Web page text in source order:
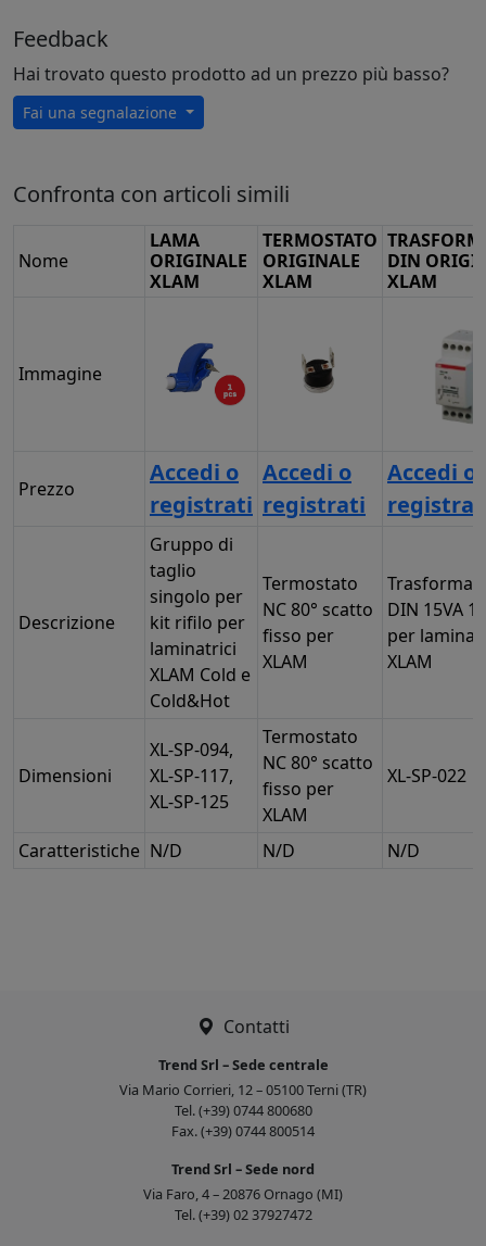
Feedback
Hai trovato questo prodotto ad un prezzo più basso?
Fai una segnalazione
Confronta con articoli simili
Nome
LAMA
ORIGINALE
XLAM
TERMOSTATO
ORIGINALE
XLAM
DIN
XLAM
Immagine
Prezzo
Accedi o
registrati
Accedi o
registrati
Accedi o
Descrizione
Gruppo di
taglio
singolo per
kit rifilo per
laminatrici
XLAM Cold e
Cold&Hot
Termostato
NC 80° scatto
fisso per
XLAM
DIN 15VA
per
XLAM
Dimensioni
XL-SP-094,
XL-SP-117,
XL-SP-125
Termostato
NC 80° scatto
fisso per
XLAM
XL-SP-022
Caratteristiche N/D N/D N/D
Contatti
Trend Srl – Sede centrale
Via Mario Corrieri, 12 – 05100 Terni (TR)
Tel. (+39) 0744 800680
Fax. (+39) 0744 800514
Trend Srl – Sede nord
Via Faro, 4 – 20876 Ornago (MI)
Tel. (+39) 02 37927472